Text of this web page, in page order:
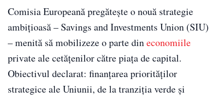
Comisia Europeană pregătește o nouă strategie
ambițioasă – Savings and Investments Union (SIU)
– menită să mobilizeze o parte dineconomiile
private ale cetățenilor către piața de capital.
Obiectivul declarat: finanțarea priorităților
strategice ale Uniunii, de la tranziția verde și